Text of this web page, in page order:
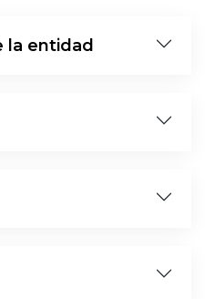
la entidad